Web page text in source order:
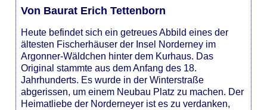
Von Baurat Erich Tettenborn
Heute befindet sich ein getreues Abbild eines der
ältesten Fischerhäuser der Insel Norderney im
Argonner-Wäldchen hinter dem Kurhaus. Das
Original stammte aus dem Anfang des 18.
Jahrhunderts. Es wurde in der Winterstraße
abgerissen, um einem Neubau Platz zu machen. Der
Heimatliebe der Norderneyer ist es zu verdanken,